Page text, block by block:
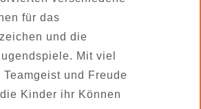
für das
und die
Mit viel
Teamgeist und Freude
Kinder ihr Können